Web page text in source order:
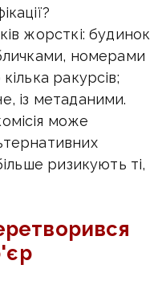
жорсткі: будинок
номерами
ракурсів;
із метаданими.
може
ризикують ті,